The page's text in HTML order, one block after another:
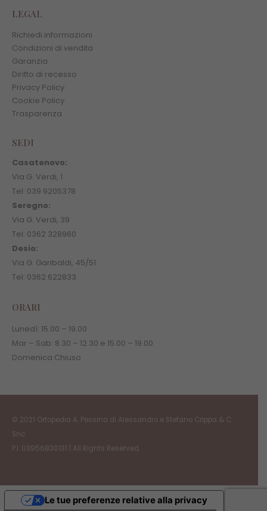
LEGAL
Richiedi informazioni
Condizioni di vendita
Garanzia
Diritto di recesso
Privacy Policy
Cookie Policy
Trasparenza
SEDI
Casatenovo:
Via G. Verdi, 1
Tel: 039 9205378
Seregno:
Via G. Verdi, 39
Tel: 0362 328960
Desio:
Via G. Garibaldi, 45/51
Tel: 0362 622833
ORARI
Lunedì: 15.00 – 19.00
Mar – Sab: 8.30 – 12.30 e 15.00 – 19.00
Domenica Chiuso
© 2021 Ortopedia A. Pessina di Alessandro e Stefano Crippa & C.
Snc
P.I. 03956830131 | All Rights Reserved.
Le tue preferenze relative alla privacy